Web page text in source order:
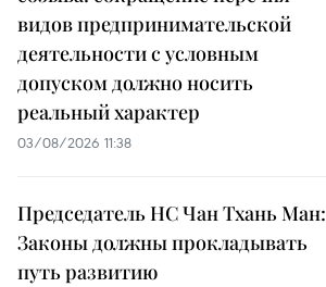
видов предпринимательской
деятельности с условным
допуском должно носить
реальный характер
03/08/2026 11:38
Председатель НС Чан Тхань Ман:
Законы должны прокладывать
путь развитию